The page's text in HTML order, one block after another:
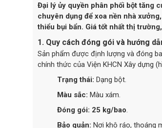
Đại lý ủy quyền phân phối bột tăng
chuyên dụng để xoa nền nhà
thiểu bụi bẩn. Giá tốt nhất thị
1. Quy cách đóng gói và hướng
Sản phẩm được định lượng và đóng
chính thức của Viện KHCN Xây dựng
Trạng thái: Dạng bột.
Màu sắc: Màu xám.
Đóng gói: 25 kg/bao.
Bảo quản: Nơi khô ráo, thoáng